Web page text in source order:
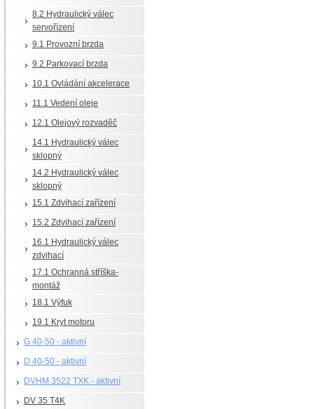
8.2 Hydraulický válec
servořízení
9.1 Provozní brzda
9.2 Parkovací brzda
10.1 Ovládání akcelerace
11.1 Vedení oleje
12.1 Olejový rozvaděč
14.1 Hydraulický válec
sklopný
14.2 Hydraulický válec
sklopný
15.1 Zdvihací zařízení
15.2 Zdvihací zařízení
16.1 Hydraulický válec
zdvihací
17.1 Ochranná stříška-
montáž
18.1 Výfuk
19.1 Kryt motoru
G 40-50 - aktivní
D 40-50 - aktivní
DVHM 3522 TXK - aktivní
DV 35 T4K